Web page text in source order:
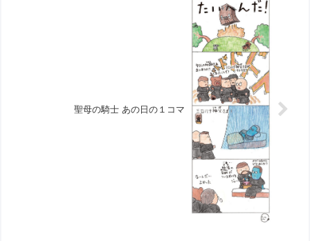
聖母の騎士 あの日の１コマ